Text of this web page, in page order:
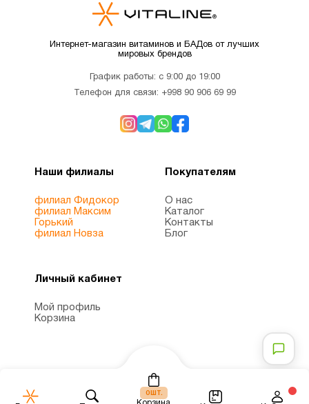
0шт.
Интернет-магазин витаминов и БАДов от лучших
мировых брендов
График работы: с 9:00 до 19:00
Телефон для связи: +998 90 906 69 99
Наши филиалы
филиал Фидокор
филиал Максим
Горький
филиал Новза
Покупателям
О нас
Каталог
Контакты
Блог
Личный кабинет
Мой профиль
Корзина